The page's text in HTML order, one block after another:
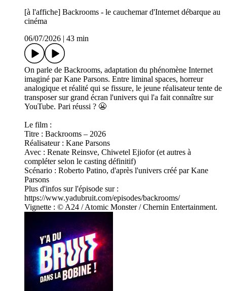
[à l'affiche] Backrooms - le cauchemar d'Internet débarque au
cinéma
06/07/2026
43 min
On parle de Backrooms, adaptation du phénomène Internet
imaginé par Kane Parsons. Entre liminal spaces, horreur
analogique et réalité qui se fissure, le jeune réalisateur tente de
transposer sur grand écran l'univers qui l'a fait connaître sur
YouTube. Pari réussi ? 😬
Le film :
Titre : Backrooms – 2026
Réalisateur : Kane Parsons
Avec : Renate Reinsve, Chiwetel Ejiofor (et autres à
compléter selon le casting définitif)
Scénario : Roberto Patino, d'après l'univers créé par Kane
Parsons
Plus d'infos sur l'épisode sur :
https://www.yadubruit.com/episodes/backrooms/
Vignette : © A24 / Atomic Monster / Chernin Entertainment.